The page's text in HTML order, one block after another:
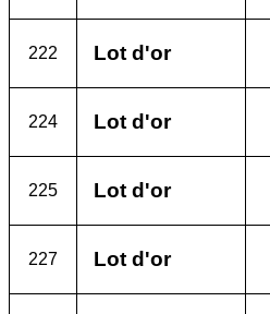
222 Lot d'or
224 Lot d'or
225 Lot d'or
227 Lot d'or